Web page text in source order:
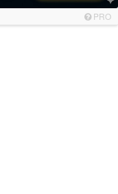
PRO